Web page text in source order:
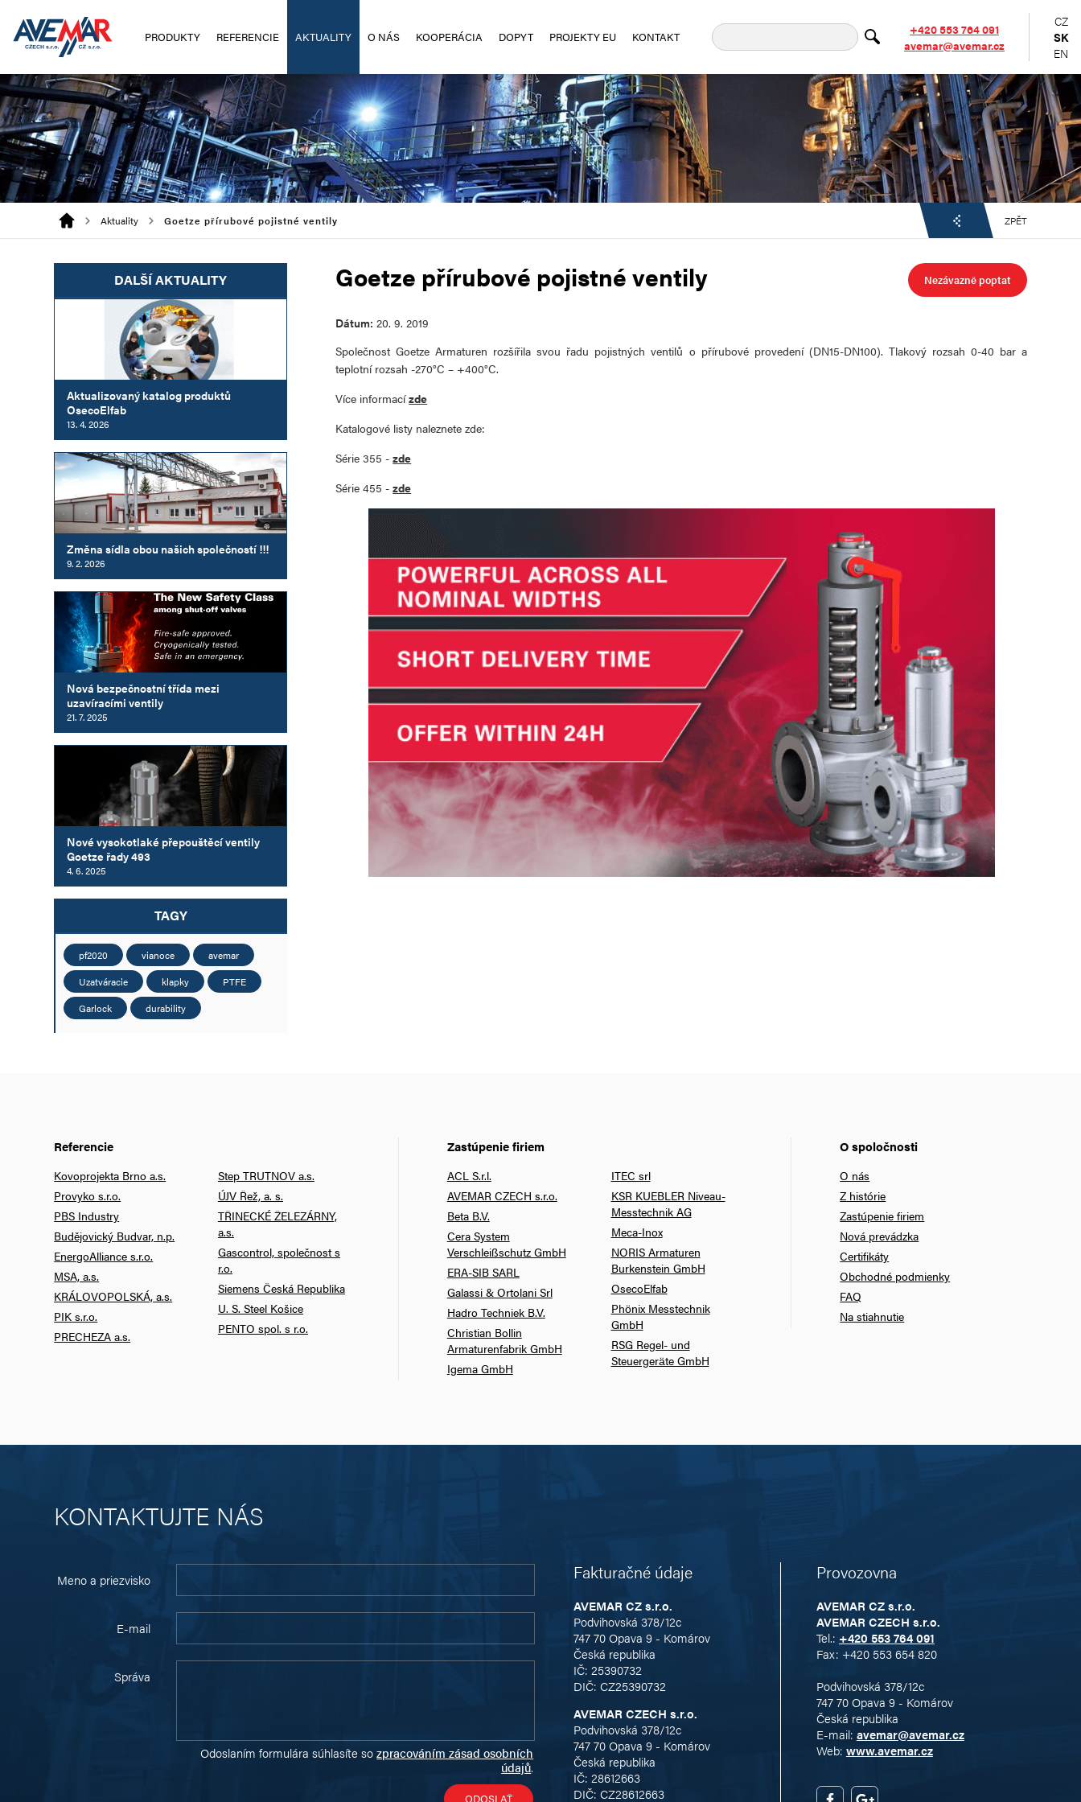
PRODUKTY REFERENCIE AKTUALITY O NÁS KOOPERÁCIA DOPYT PROJEKTY EU KONTAKT
+420 553 764 091
avemar@avemar.cz
CZ
SK
EN
Aktuality Goetze přírubové pojistné ventily ZPĚT
DALŠÍ AKTUALITY
Aktualizovaný katalog produktů
OsecoElfab
13. 4. 2026
Změna sídla obou našich společností !!!
9. 2. 2026
Nová bezpečnostní třída mezi
uzavíracími ventily
21. 7. 2025
Nové vysokotlaké přepouštěcí ventily
Goetze řady 493
4. 6. 2025
TAGY
pf2020 vianoce
avemar
Uzatváracie
klapky
PTFE
Garlock
durability
Goetze přírubové pojistné ventily Nezávazně poptat
Dátum: 20. 9. 2019
Společnost Goetze Armaturen rozšířila svou řadu pojistných ventilů o přírubové provedení (DN15-DN100). Tlakový rozsah 0-40 bar a
teplotní rozsah -270°C – +400°C.
Více informacízde
Katalogové listy naleznete zde:
Série 355 -zde
Série 455 -zde
Referencie
Kovoprojekta Brno a.s.
Provyko s.r.o.
PBS Industry
Budějovický Budvar, n.p.
EnergoAlliance s.r.o.
MSA, a.s.
KRÁLOVOPOLSKÁ, a.s.
PIK s.r.o.
PRECHEZA a.s.
Step TRUTNOV a.s.
ÚJV Řež, a. s.
TŘINECKÉ ŽELEZÁRNY,
a.s.
Gascontrol, společnost s
r.o.
Siemens Česká Republika
U. S. Steel Košice
PENTO spol. s r.o.
Zastúpenie firiem
ACL S.r.l.
AVEMAR CZECH s.r.o.
Beta B.V.
Cera System
Verschleißschutz GmbH
ERA-SIB SARL
Galassi & Ortolani Srl
Hadro Techniek B.V.
Christian Bollin
Armaturenfabrik GmbH
Igema GmbH
ITEC srl
KSR KUEBLER Niveau-
Messtechnik AG
Meca-Inox
NORIS Armaturen
Burkenstein GmbH
OsecoElfab
Phönix Messtechnik
GmbH
RSG Regel- und
Steuergeräte GmbH
O spoločnosti
O nás
Z histórie
Zastúpenie firiem
Nová prevádzka
Certifikáty
Obchodné podmienky
FAQ
Na stiahnutie
KONTAKTUJTE NÁS
Meno a priezvisko
E-mail
Správa
Odoslaním formulára súhlasíte sozpracováním zásad osobních
údajů.
Fakturačné údaje
AVEMAR CZ s.r.o.
Podvihovská 378/12c
747 70 Opava 9 - Komárov
Česká republika
IČ: 25390732
DIČ: CZ25390732
AVEMAR CZECH s.r.o.
Podvihovská 378/12c
747 70 Opava 9 - Komárov
Česká republika
IČ: 28612663
DIČ: CZ28612663
Provozovna
AVEMAR CZ s.r.o.
AVEMAR CZECH s.r.o.
Tel.: +420 553 764 091
Fax: +420 553 654 820
Podvihovská 378/12c
747 70 Opava 9 - Komárov
Česká republika
E-mail: avemar@avemar.cz
Web: www.avemar.cz